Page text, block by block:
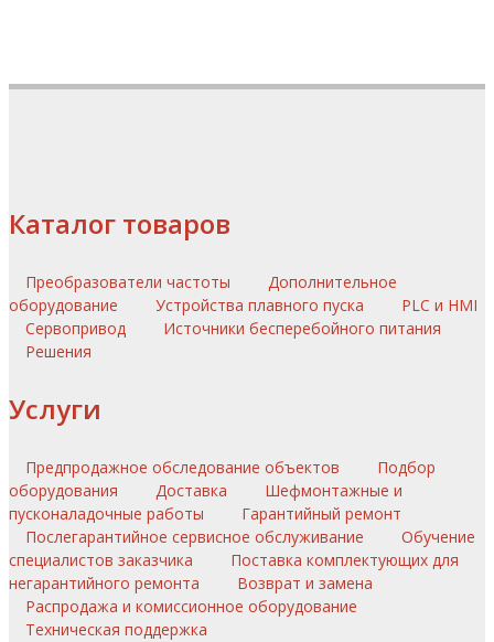
Каталог товаров
Преобразователи частоты
Дополнительное
оборудование
Устройства плавного пуска
PLC и HMI
Сервопривод
Источники бесперебойного питания
Решения
Услуги
Предпродажное обследование объектов
Подбор
оборудования
Доставка
Шефмонтажные и
пусконаладочные работы
Гарантийный ремонт
Послегарантийное сервисное обслуживание
Обучение
специалистов заказчика
Поставка комплектующих для
негарантийного ремонта
Возврат и замена
Распродажа и комиссионное оборудование
Техническая поддержка